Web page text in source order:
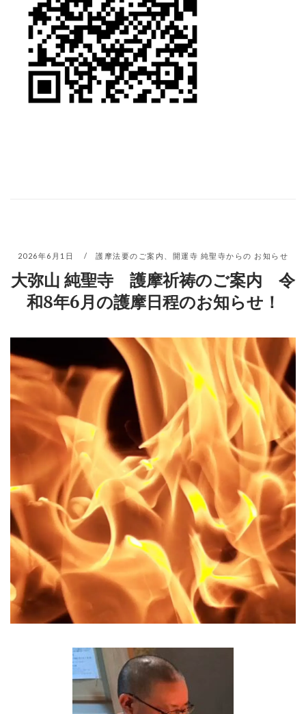
2026年6月1日 護摩法要のご案内 開運寺 純聖寺からの お知らせ
大弥山 純聖寺 護摩祈祷のご案内 令
和8年6月の護摩日程のお知らせ！